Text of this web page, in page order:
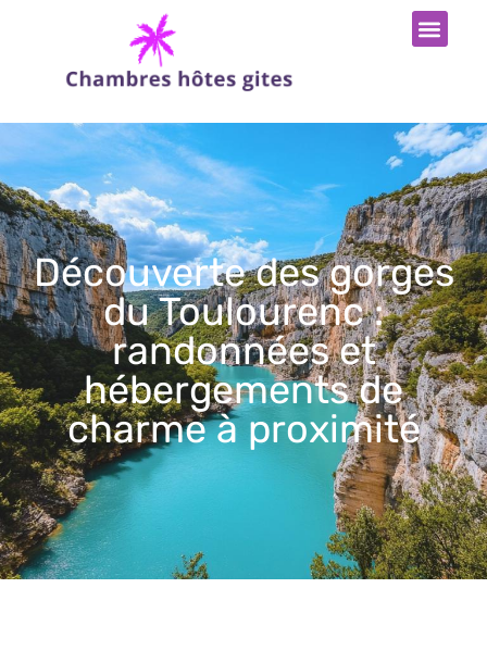
Découverte des gorges
du Toulourenc :
randonnées et
hébergements de
charme à proximité